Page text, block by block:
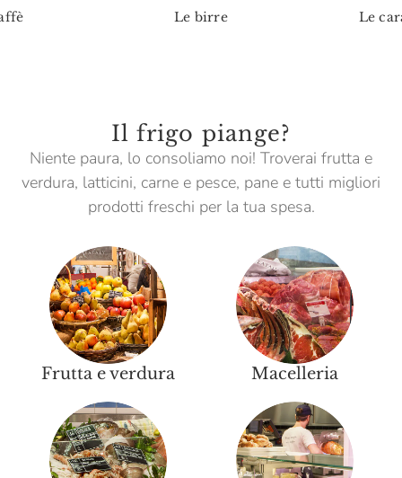
Le birre Le
Il frigo piange?
Niente paura, lo consoliamo noi! Troverai frutta e
verdura, latticini, carne e pesce, pane e tutti migliori
prodotti freschi per la tua spesa.
Frutta e verdura Macelleria